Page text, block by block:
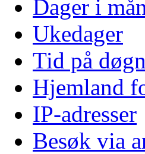
Dager i
Ukedager
Tid på
Hjemland
IP-adresser
Besøk via